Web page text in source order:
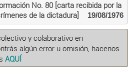
No. 80 [carta recibida por la
de la dictadura]
19/08/1976
y colaborativo en
algún error u omisión, hacenos
AQUÍ